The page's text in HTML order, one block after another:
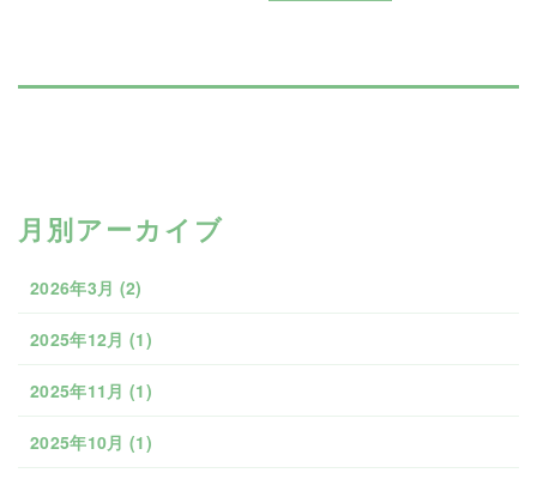
月別アーカイブ
2026年3月 (2)
2025年12月 (1)
2025年11月 (1)
2025年10月 (1)